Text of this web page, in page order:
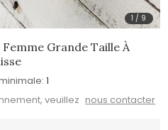
1 / 9
Grande Taille À
1
veuillez nous contacter